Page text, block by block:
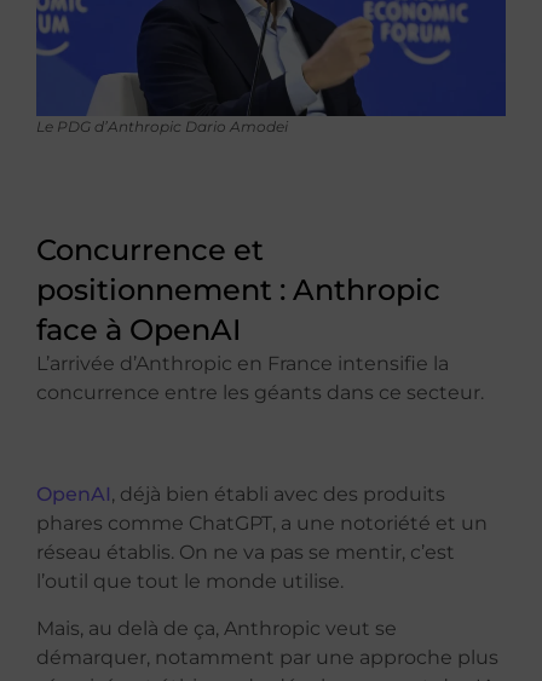
Le PDG d’Anthropic Dario Amodei
Concurrence et
positionnement : Anthropic
face à OpenAI
L’arrivée d’Anthropic en France intensifie la
concurrence entre les géants dans ce secteur.
OpenAI, déjà bien établi avec des produits
phares comme ChatGPT, a une notoriété et un
réseau établis. On ne va pas se mentir, c’est
l’outil que tout le monde utilise.
Mais, au delà de ça, Anthropic veut se
démarquer, notamment par une approche plus